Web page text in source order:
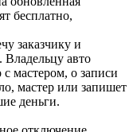
бесплатно,
заказчику и
авто
с мастером, о записи
мастер или запишет
деньги.